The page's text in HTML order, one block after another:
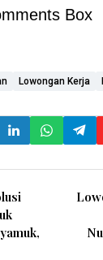
Box
Lowongan Kerja